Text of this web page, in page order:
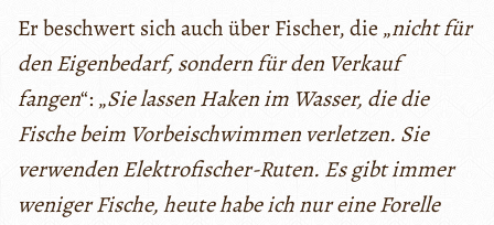
Er beschwert sich auch über Fischer, die „nicht für
den Eigenbedarf, sondern für den Verkauf
fangen“: „Sie lassen Haken im Wasser, die die
Fische beim Vorbeischwimmen verletzen. Sie
verwenden Elektrofischer-Ruten. Es gibt immer
weniger Fische, heute habe ich nur eine Forelle